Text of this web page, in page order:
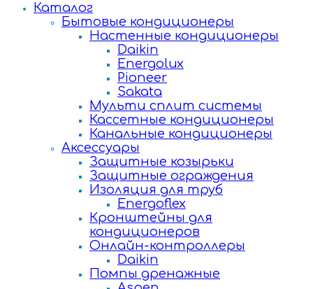
Каталог
Бытовые кондиционеры
Настенные кондиционеры
Daikin
Energolux
Pioneer
Sakata
Мульти сплит системы
Кассетные кондиционеры
Канальные кондиционеры
Аксессуары
Защитные козырьки
Защитные ограждения
Изоляция для труб
Energoflex
Кронштейны для
кондиционеров
Онлайн-контроллеры
Daikin
Помпы дренажные